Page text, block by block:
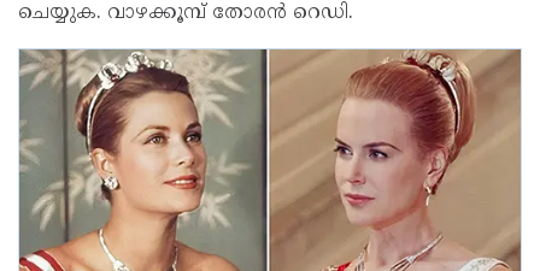
ചെയ്യുക. വാഴക്കൂമ്പ് തോരൻ റെഡി.